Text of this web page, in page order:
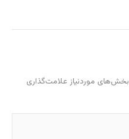
بخش‌های موردنیاز علامت‌گذاری